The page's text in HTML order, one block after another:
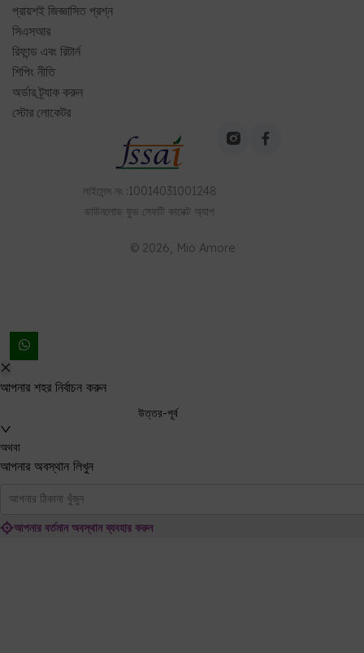
প্রায়শই জিজ্ঞাসিত প্রশ্ন
সিএসআর
রিফান্ড এবং রিটার্ন
শিপিং নীতি
অর্ডার ট্র্যাক করুন
স্টোর লোকেটর
লাইসেন্স নং :10014031001248
ডাউনলোড ফুড সেফটি কানেক্ট অ্যাপ
© 2026 , Mio Amore
আপনার শহর নির্বাচন করুন
উত্তর-পূর্ব
অথবা
আপনার অবস্থান লিখুন
আপনার ঠিকানা খুঁজুন
আপনার বর্তমান অবস্থান ব্যবহার করুন